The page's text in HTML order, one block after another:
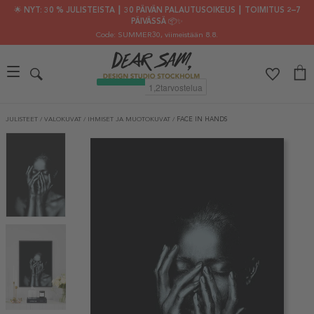
🌟 NYT: 30 % JULISTEISTA ┃ 30 PÄIVÄN PALAUTUSOIKEUS ┃ TOIMITUS 2–7
PÄIVÄSSÄ 📦✨
Code: SUMMER30, viimeistään 8.8.
JULISTEET / VALOKUVAT / IHMISET JA MUOTOKUVAT / FACE IN HANDS